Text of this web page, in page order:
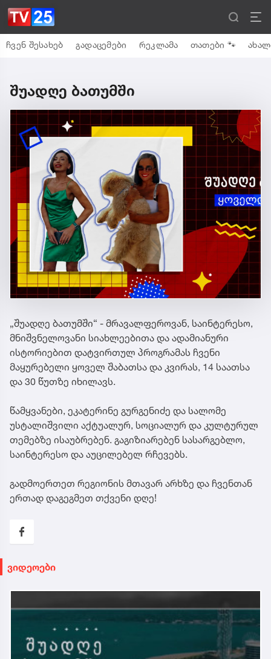
ჩვენ შესახებ გადაცემები რეკლამა თათები 🐾
შუადღე ბათუმში
„შუადღე ბათუმში“ - მრავალფეროვან, საინტერესო,
მნიშვნელოვანი სიახლეებითა და ადამიანური
ისტორიებით დატვირთულ პროგრამას ჩვენი
მაყურებელი ყოველ შაბათსა და კვირას, 14 საათსა
და 30 წუთზე იხილავს.
წამყვანები, ეკატერინე გურგენიძე და სალომე
უსტალიშვილი აქტუალურ, სოციალურ და კულტურულ
თემებზე ისაუბრებენ. გაგიზიარებენ სასარგებლო,
საინტერესო და აუცილებელ რჩევებს.
გადმოერთეთ რეგიონის მთავარ არხზე და ჩვენთან
ერთად დაგეგმეთ თქვენი დღე!
ვიდეოები